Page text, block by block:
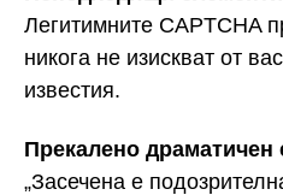
Легитимните CAPTCHA
никога не изискват от
известия.
Прекалено драматичен
„Засечена е